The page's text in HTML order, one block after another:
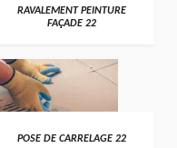
RAVALEMENT PEINTURE
FAÇADE 22
POSE DE CARRELAGE 22